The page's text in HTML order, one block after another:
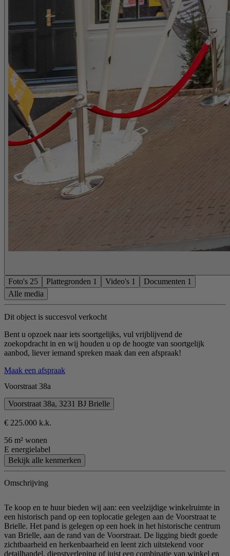
Foto's 25 Plattegronden 1 Video's 1 Documenten 1
Alle media
Dit object is succesvol verkocht
Bent u opzoek naar iets soortgelijks, vul vrijblijvend de
zoekopdracht in en wij houden u op de hoogte van soortgelijk
aanbod, liever iemand spreken maak dan een afspraak!
Maak een afspraak
Voorstraat 38a
Voorstraat 38a, 3231 BJ Brielle
€ 225.000 k.k.
56 m² wonen
E energielabel
Bekijk alle kenmerken
Omschrijving
Te koop en te huur bieden wij aan: een veelzijdige winkelruimte in
een historisch pand op een toplocatie gelegen aan de Voorstraat te
Brielle. Het pand is gelegen op een hoek in het historische centrum
van Brielle, aan de rand van de Voorstraat. De ligging biedt goede
zichtbaarheid en herkenbaarheid en leent zich uitstekend voor
detailhandel, dienstverlening of juist een combinatie van winkel en